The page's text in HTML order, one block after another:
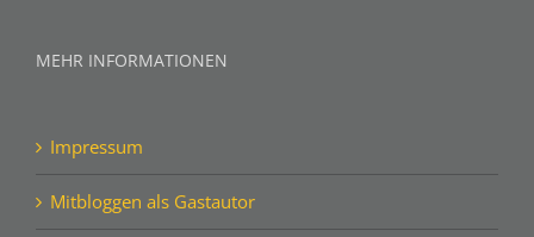
MEHR INFORMATIONEN
Impressum
Mitbloggen als Gastautor